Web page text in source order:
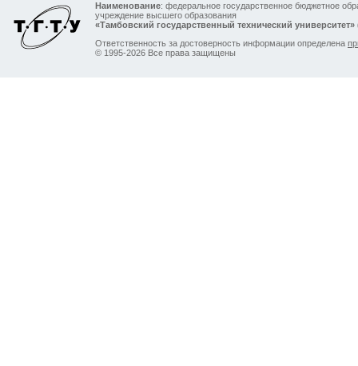
Наименование: федеральное государственное бюджетное
учреждение высшего образования
«Тамбовский государственный технический
Ответственность за достоверность информации определена
© 1995-2026 Все права защищены